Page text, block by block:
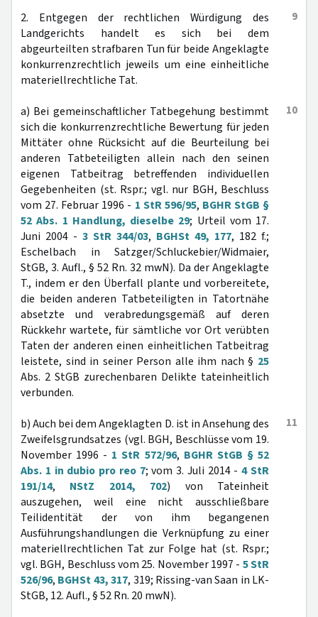
9
2. Entgegen der rechtlichen Würdigung des
Landgerichts handelt es sich bei dem
abgeurteilten strafbaren Tun für beide Angeklagte
konkurrenzrechtlich jeweils um eine einheitliche
materiellrechtliche Tat.
10
a) Bei gemeinschaftlicher Tatbegehung bestimmt
sich die konkurrenzrechtliche Bewertung für jeden
Mittäter ohne Rücksicht auf die Beurteilung bei
anderen Tatbeteiligten allein nach den seinen
eigenen Tatbeitrag betreffenden individuellen
Gegebenheiten (st. Rspr.; vgl. nur BGH, Beschluss
vom 27. Februar 1996 - 1 StR 596/95, BGHR StGB §
52 Abs. 1 Handlung, dieselbe 29; Urteil vom 17.
Juni 2004 - 3 StR 344/03, BGHSt 49, 177, 182 f.;
Eschelbach in Satzger/Schluckebier/Widmaier,
StGB, 3. Aufl., § 52 Rn. 32 mwN). Da der Angeklagte
T., indem er den Überfall plante und vorbereitete,
die beiden anderen Tatbeteiligten in Tatortnähe
absetzte und verabredungsgemäß auf deren
Rückkehr wartete, für sämtliche vor Ort verübten
Taten der anderen einen einheitlichen Tatbeitrag
leistete, sind in seiner Person alle ihm nach § 25
Abs. 2 StGB zurechenbaren Delikte tateinheitlich
verbunden.
11
b) Auch bei dem Angeklagten D. ist in Ansehung des
Zweifelsgrundsatzes (vgl. BGH, Beschlüsse vom 19.
November 1996 - 1 StR 572/96, BGHR StGB § 52
Abs. 1 in dubio pro reo 7; vom 3. Juli 2014 -4 StR
191/14, NStZ 2014, 702) von Tateinheit
auszugehen, weil eine nicht ausschließbare
Teilidentität der von ihm begangenen
Ausführungshandlungen die Verknüpfung zu einer
materiellrechtlichen Tat zur Folge hat (st. Rspr.;
vgl. BGH, Beschluss vom 25. November 1997 - 5 StR
526/96, BGHSt 43, 317, 319; Rissing-van Saan in LK-
StGB, 12. Aufl., § 52 Rn. 20 mwN).